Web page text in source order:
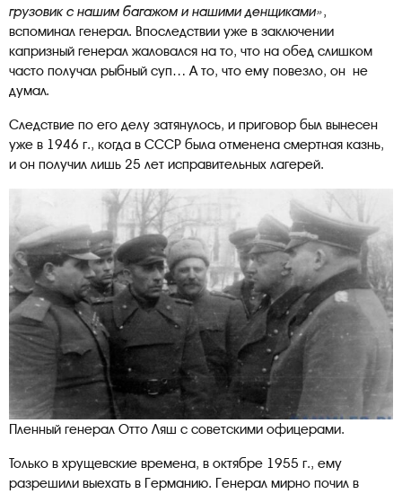
грузовик с нашим багажом и нашими денщиками»,
вспоминал генерал. Впоследствии уже в заключении
капризный генерал жаловался на то, что на обед слишком
часто получал рыбный суп… А то, что ему повезло, он не
думал.
Следствие по его делу затянулось, и приговор был вынесен
уже в 1946 г., когда в СССР была отменена смертная казнь,
и он получил лишь 25 лет исправительных лагерей.
Пленный генерал Отто Ляш с советскими офицерами.
Только в хрущевские времена, в октябре 1955 г., ему
разрешили выехать в Германию. Генерал мирно почил в